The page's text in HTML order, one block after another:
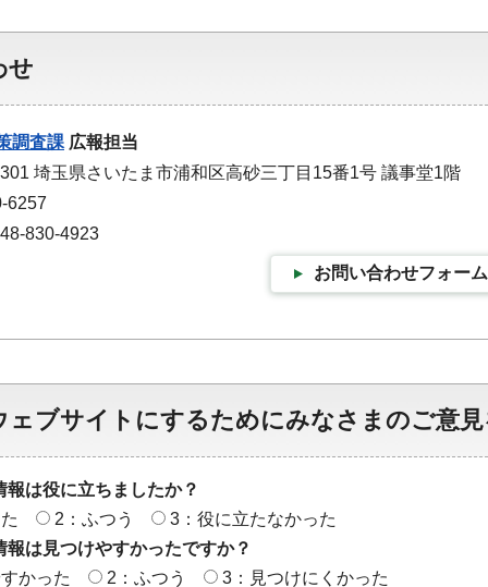
せ
調査課 広報担当
埼玉県さいたま市浦和区高砂三丁目15番1号 議事堂1階
6257
830-4923
お問い合わせフォーム
ェブサイトにするためにみなさまのご意
報は役に立ちましたか？
2：ふつう
3：役に立たなかった
報は見つけやすかったですか？
かった
2：ふつう 3：見つけにくかった